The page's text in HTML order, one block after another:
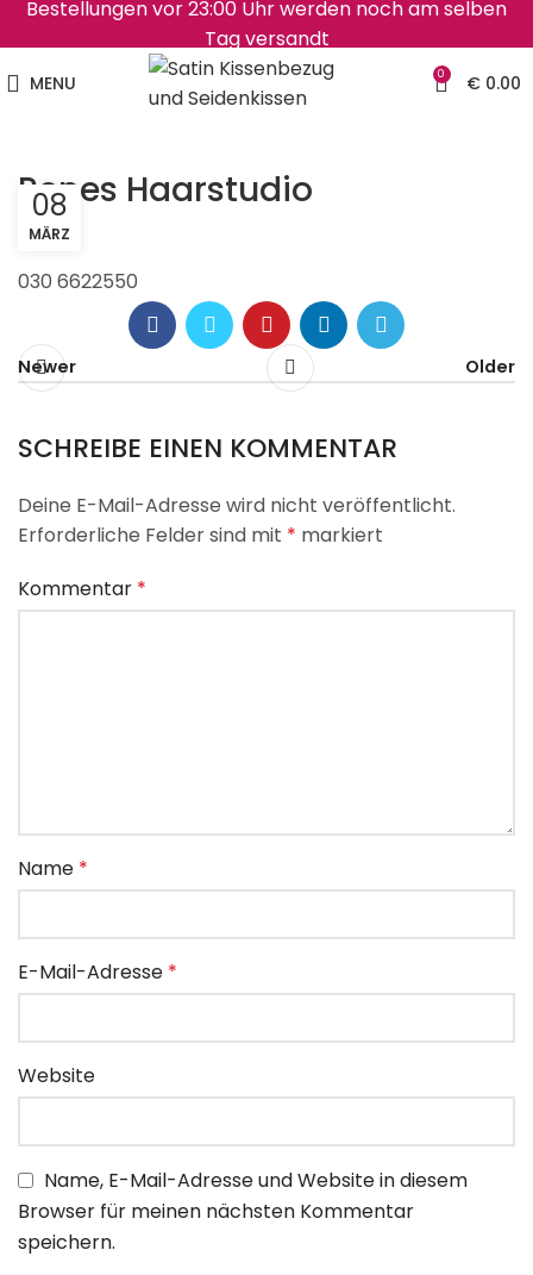
MENU 0 € 0.00
Renes Haarstudio
08
MÄRZ
030 6622550
Newer Older
SCHREIBE EINEN KOMMENTAR
Deine E-Mail-Adresse wird nicht veröffentlicht.
Erforderliche Felder sind mit * markiert
Kommentar *
Name *
E-Mail-Adresse *
Website
Name, E-Mail-Adresse und Website in diesem
Browser für meinen nächsten Kommentar
speichern.
Bestellungen vor 23:00 Uhr werden noch am selben
Tag versandt